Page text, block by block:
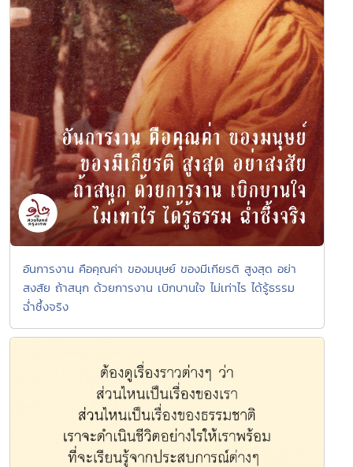
อันการงาน คือคุณค่า ของมนุษย์ ของมีเกียรติ สูงสุด อย่า
สงสัย ถ้าสนุก ด้วยการงาน เบิกบานใจ ไม่เท่าไร ได้รู้ธรรม
ฉ่ำซึ้งจริง